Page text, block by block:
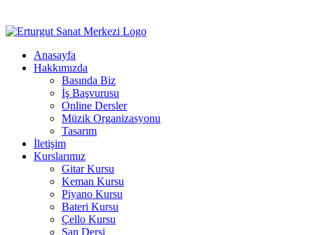
Anasayfa
Hakkımızda
Basında Biz
İş Başvurusu
Online Dersler
Müzik Organizasyonu
Tasarım
İletişim
Kurslarımız
Gitar Kursu
Keman Kursu
Piyano Kursu
Bateri Kursu
Çello Kursu
Şan Dersi